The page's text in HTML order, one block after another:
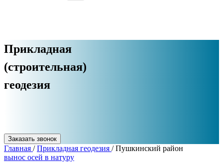
Прикладная
(строительная)
геодезия
Заказать звонок
Главная /Прикладная геодезия /Пушкинский район
вынос осей в натуру